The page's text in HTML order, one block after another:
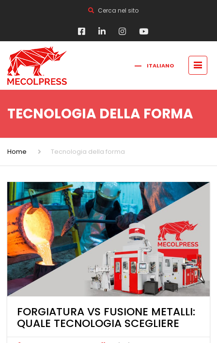
Cerca nel sito
ITALIANO
TECNOLOGIA DELLA FORMA
Home Tecnologia della forma
FORGIATURA VS FUSIONE METALLI:
QUALE TECNOLOGIA SCEGLIERE